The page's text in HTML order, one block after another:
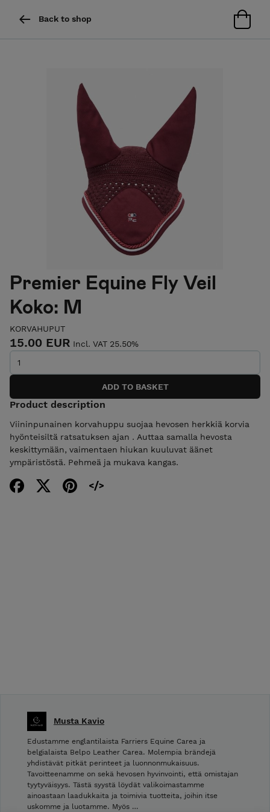
Back to shop
Premier Equine Fly Veil
Koko: M
KORVAHUPUT
15.00 EUR Incl. VAT 25.50%
Product description
Viininpunainen korvahuppu suojaa hevosen herkkiä korvia
hyönteisiltä ratsatuksen ajan . Auttaa samalla hevosta
keskittymään, vaimentaen hiukan kuuluvat äänet
ympäristöstä. Pehmeä ja mukava kangas.
Musta Kavio
Edustamme englantilaista Farriers Equine Carea ja
belgialaista Belpo Leather Carea. Molempia brändejä
yhdistävät pitkät perinteet ja luonnonmukaisuus.
Tavoitteenamme on sekä hevosen hyvinvointi, että omistajan
tyytyväisyys. Tästä syystä löydät valikoimastamme
ainoastaan laadukkaita ja toimivia tuotteita, joihin itse
uskomme ja luotamme. Myös …